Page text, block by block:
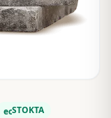
ecoSTOKTA